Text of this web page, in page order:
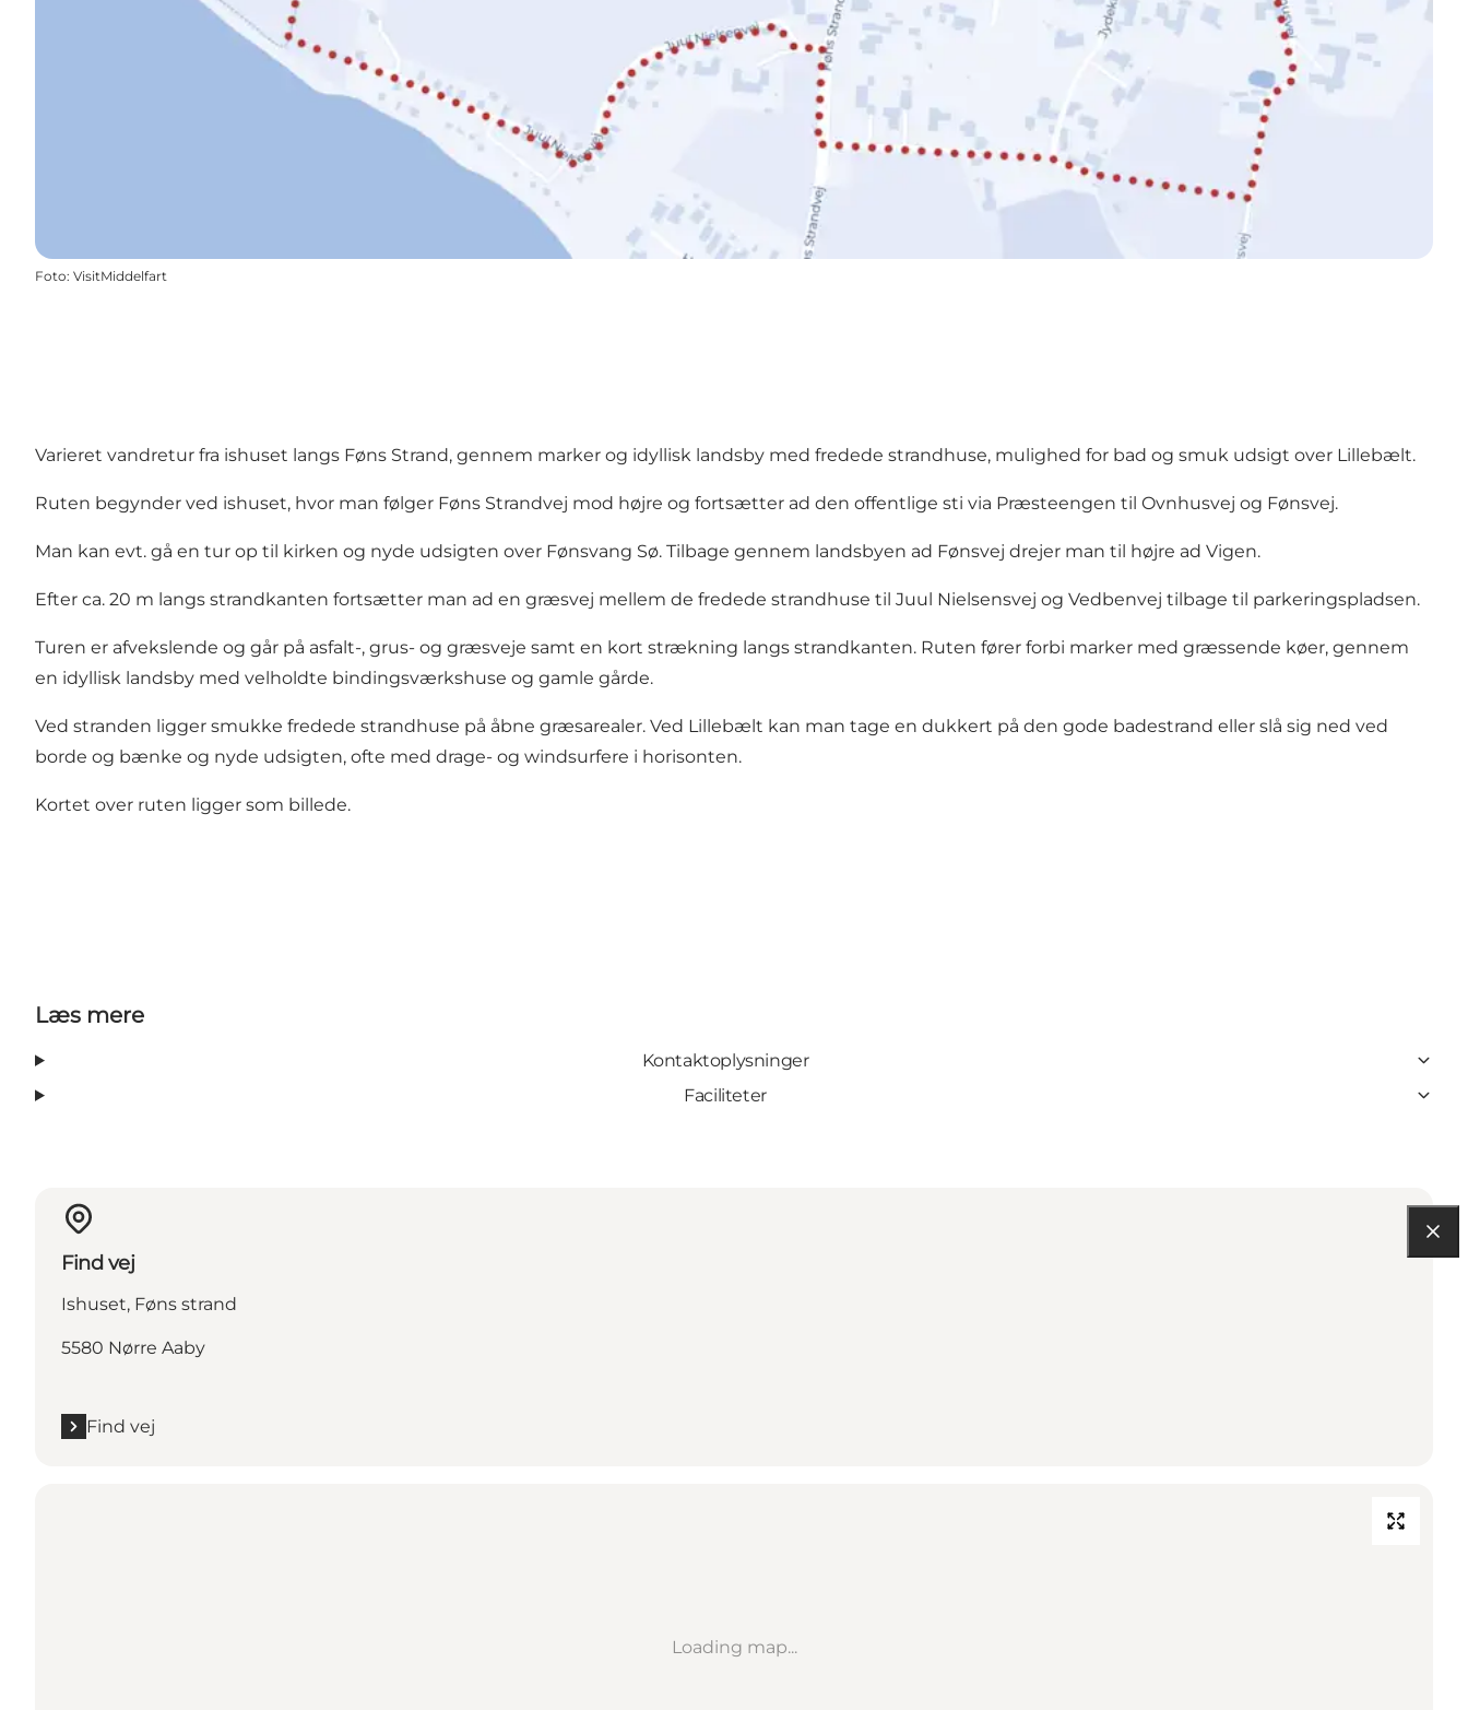
Foto: VisitMiddelfart
Varieret vandretur fra ishuset langs Føns Strand, gennem marker og idyllisk landsby med fredede strandhuse, mulighed for bad og smuk udsigt over Lillebælt.
Ruten begynder ved ishuset, hvor man følger Føns Strandvej mod højre og fortsætter ad den offentlige sti via Præsteengen til Ovnhusvej og Fønsvej.
Man kan evt. gå en tur op til kirken og nyde udsigten over Fønsvang Sø. Tilbage gennem landsbyen ad Fønsvej drejer man til højre ad Vigen.
Efter ca. 20 m langs strandkanten fortsætter man ad en græsvej mellem de fredede strandhuse til Juul Nielsensvej og Vedbenvej tilbage til parkeringspladsen.
Turen er afvekslende og går på asfalt-, grus- og græsveje samt en kort strækning langs strandkanten. Ruten fører forbi marker med græssende køer, gennem
en idyllisk landsby med velholdte bindingsværkshuse og gamle gårde.
Ved stranden ligger smukke fredede strandhuse på åbne græsarealer. Ved Lillebælt kan man tage en dukkert på den gode badestrand eller slå sig ned ved
borde og bænke og nyde udsigten, ofte med drage- og windsurfere i horisonten.
Kortet over ruten ligger som billede.
Læs mere
Kontaktoplysninger
Faciliteter
Find vej
Ishuset, Føns strand
5580 Nørre Aaby
Find vej
Loading map...